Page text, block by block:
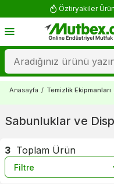
Öztiryakiler
Anasayfa / Temizlik Ekipmanları
Sabunluklar ve
3 Toplam Ürün
Filtre